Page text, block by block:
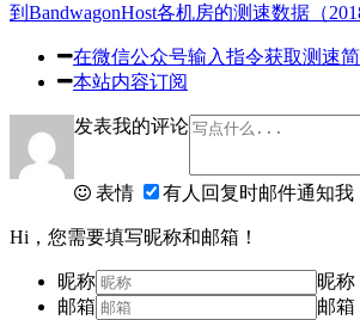
到BandwagonHost各机房的测速数据（
在微信公众号输入指令获取测速
本站内容订阅
发表我的评论
表情 有人回复时邮件通知我
Hi，您需要填写昵称和邮箱！
昵称
昵称
邮箱
邮箱